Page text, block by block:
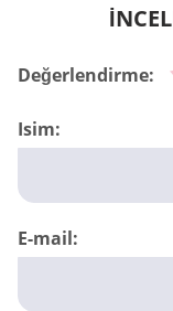
Değerlendirme:
Isim:
E-mail: